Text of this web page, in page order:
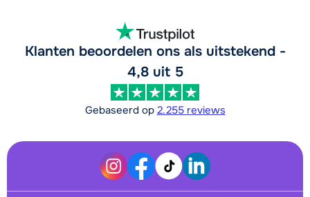
Klanten beoordelen ons als uitstekend -
4,8 uit 5
Gebaseerd op 2.255 reviews